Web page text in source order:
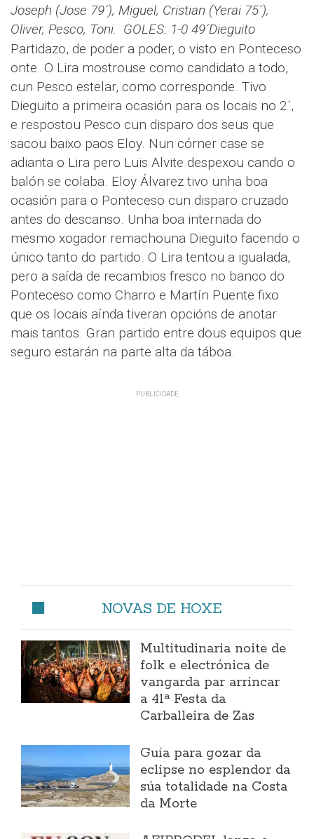
Joseph (Jose 79´), Miguel, Cristian (Yerai 75´),
Oliver, Pesco, Toni. GOLES: 1-0 49´Dieguito
Partidazo, de poder a poder, o visto en Ponteceso
onte. O Lira mostrouse como candidato a todo,
cun Pesco estelar, como corresponde. Tivo
Dieguito a primeira ocasión para os locais no 2´,
e respostou Pesco cun disparo dos seus que
sacou baixo paos Eloy. Nun córner case se
adianta o Lira pero Luis Alvite despexou cando o
balón se colaba. Eloy Álvarez tivo unha boa
ocasión para o Ponteceso cun disparo cruzado
antes do descanso. Unha boa internada do
mesmo xogador remachouna Dieguito facendo o
único tanto do partido. O Lira tentou a igualada,
pero a saída de recambios fresco no banco do
Ponteceso como Charro e Martín Puente fixo
que os locais aínda tiveran opcións de anotar
mais tantos. Gran partido entre dous equipos que
seguro estarán na parte alta da táboa.
NOVAS DE HOXE
Multitudinaria noite de
folk e electrónica de
vangarda par arrincar
a 41ª Festa da
Carballeira de Zas
Guía para gozar da
eclipse no esplendor da
súa totalidade na Costa
da Morte